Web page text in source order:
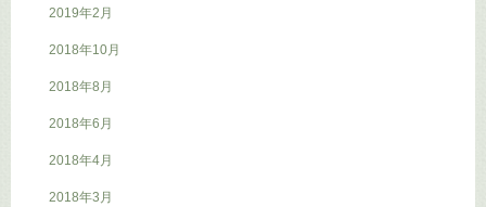
2019年2月
2018年10月
2018年8月
2018年6月
2018年4月
2018年3月